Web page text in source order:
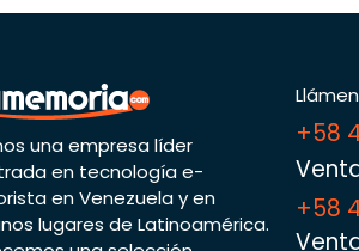
una empresa líder
en tecnología e-
en Venezuela y en
lugares de Latinoamérica.
+58
+58